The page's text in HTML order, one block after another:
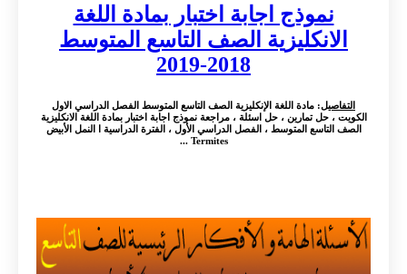
نموذج اجابة اختبار بمادة اللغة
الانكليزية الصف التاسع المتوسط
2018-2019
التفاصيل: مادة اللغة الإنكليزية الصف التاسع المتوسط الفصل الدراسي الاول
الكويت ، حل تمارين ، حل اسئلة ، مراجعة نموذج اجابة اختبار بمادة اللغة الانكليزية
الصف التاسع المتوسط ، الفصل الدراسي الأول ، الفترة الدراسية ا النمل الأبيض
Termites ...